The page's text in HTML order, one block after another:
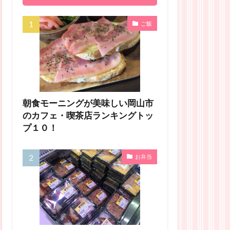
ご飯
朝食モーニングが美味しい岡山市
のカフェ・喫茶店ランキングトッ
プ１０！
お弁当